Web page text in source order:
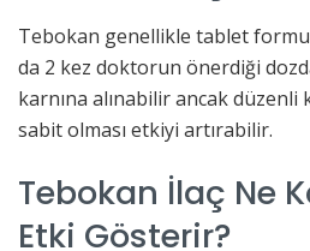
Tebokan genellikle tablet
da 2 kez doktorun önerdiği
karnına alınabilir ancak düzenli
sabit olması etkiyi artırabilir.
Tebokan İlaç Ne
Etki Gösterir?